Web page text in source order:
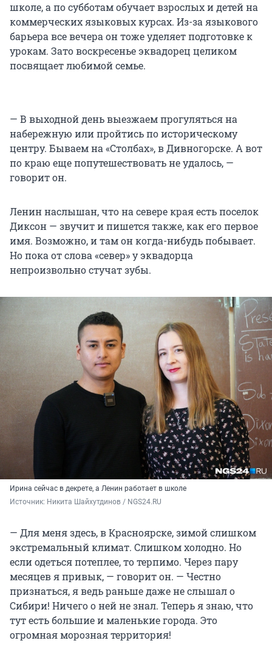
школе, а по субботам обучает взрослых и детей на
коммерческих языковых курсах. Из-за языкового
барьера все вечера он тоже уделяет подготовке к
урокам. Зато воскресенье эквадорец целиком
посвящает любимой семье.
— В выходной день выезжаем прогуляться на
набережную или пройтись по историческому
центру. Бываем на «Столбах», в Дивногорске. А вот
по краю еще попутешествовать не удалось, —
говорит он.
Ленин наслышан, что на севере края есть поселок
Диксон — звучит и пишется также, как его первое
имя. Возможно, и там он когда-нибудь побывает.
Но пока от слова «север» у эквадорца
непроизвольно стучат зубы.
Ирина сейчас в декрете, а Ленин работает в школе
Источник: Никита Шайхутдинов / NGS24.RU
— Для меня здесь, в Красноярске, зимой слишком
экстремальный климат. Слишком холодно. Но
если одеться потеплее, то терпимо. Через пару
месяцев я привык, — говорит он. — Честно
признаться, я ведь раньше даже не слышал о
Сибири! Ничего о ней не знал. Теперь я знаю, что
тут есть большие и маленькие города. Это
огромная морозная территория!